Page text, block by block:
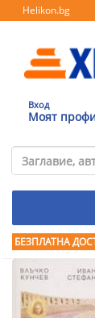
Helikon.bg
Вход
Моят
БЕЗПЛАТНА